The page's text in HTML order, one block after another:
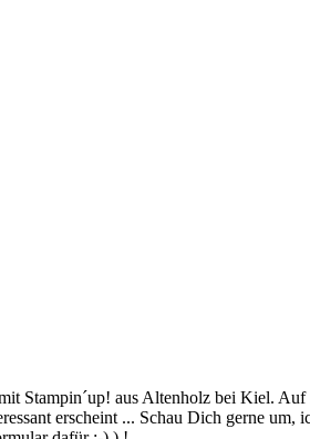
Stampin´up! aus Altenholz bei Kiel.
erscheint ... Schau Dich gerne